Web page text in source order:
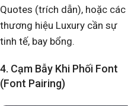
Quotes (trích dẫn), hoặc các
thương hiệu Luxury cần sự
tinh tế, bay bổng.
4. Cạm Bẫy Khi Phối Font
(Font Pairing)​